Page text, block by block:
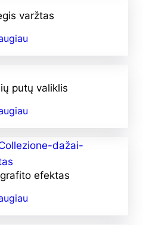
varžtas
putų valiklis
efektas